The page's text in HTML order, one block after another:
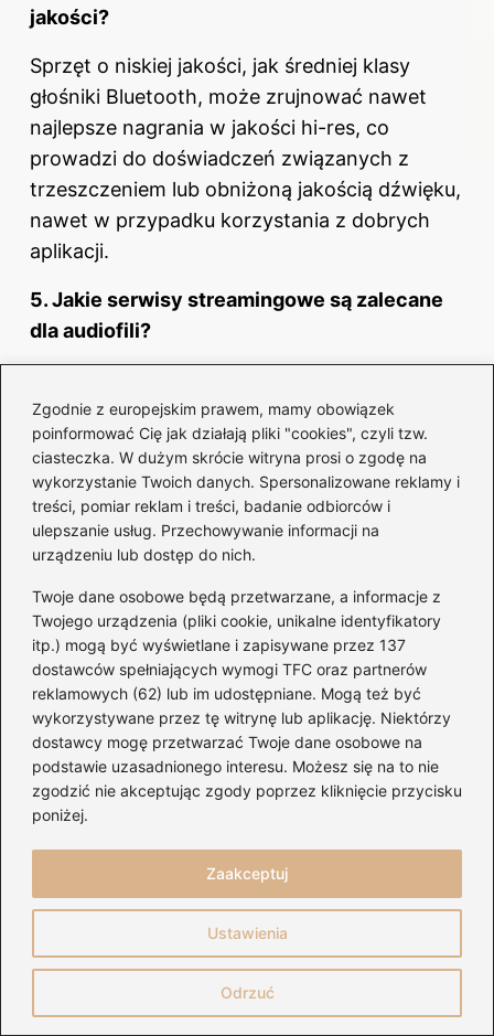
Zgodnie z europejskim prawem, mamy obowiązek
poinformować Cię jak działają pliki "cookies", czyli tzw.
ciasteczka. W dużym skrócie witryna prosi o zgodę na
wykorzystanie Twoich danych. Spersonalizowane reklamy i
treści, pomiar reklam i treści, badanie odbiorców i
ulepszanie usług. Przechowywanie informacji na
urządzeniu lub dostęp do nich.
Twoje dane osobowe będą przetwarzane, a informacje z
Twojego urządzenia (pliki cookie, unikalne identyfikatory
itp.) mogą być wyświetlane i zapisywane przez 137
dostawców spełniających wymogi TFC oraz partnerów
reklamowych (62) lub im udostępniane. Mogą też być
wykorzystywane przez tę witrynę lub aplikację. Niektórzy
dostawcy mogę przetwarzać Twoje dane osobowe na
podstawie uzasadnionego interesu. Możesz się na to nie
zgodzić nie akceptując zgody poprzez kliknięcie przycisku
poniżej.
Ustawienia
Odrzuć
Zaakceptuj
jakości?
Sprzęt o niskiej jakości, jak średniej klasy
głośniki Bluetooth, może zrujnować nawet
najlepsze nagrania w jakości hi-res, co
prowadzi do doświadczeń związanych z
trzeszczeniem lub obniżoną jakością dźwięku,
nawet w przypadku korzystania z dobrych
aplikacji.
5. Jakie serwisy streamingowe są zalecane
dla audiofili?
wysoką jakość dźwięku i ekskluzywne treści,
Deezer, który oferuje bezstratne FLAC w
płatnych planach, oraz Apple Music,
charakteryzujący się doskonałą integracją z
ekosystemem Apple oraz dostępem do
Lossless i Hi-Res Lossless.
Powiązane wpisy:
Odkrywanie znaczenia wolności narodu
w piosence o niepodległości
Bezpieczne sposoby na pobranie muzyki
z YouTube Music bez obawy o prawa
autorskie
Odkrywając znaczenie niepodległości:
tekst piosenki, która porusza serca
Bambino w muzycznej podróży
Łatwe akordy do utworów Metallica na